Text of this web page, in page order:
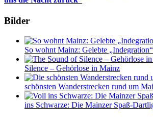
Bilder
So wohnt Mainz: Gelebte
Silence – Gehörlose in Mainz
schönsten Wanderstrecken rund um
ins Schwarze: Die Mainzer Spaß-